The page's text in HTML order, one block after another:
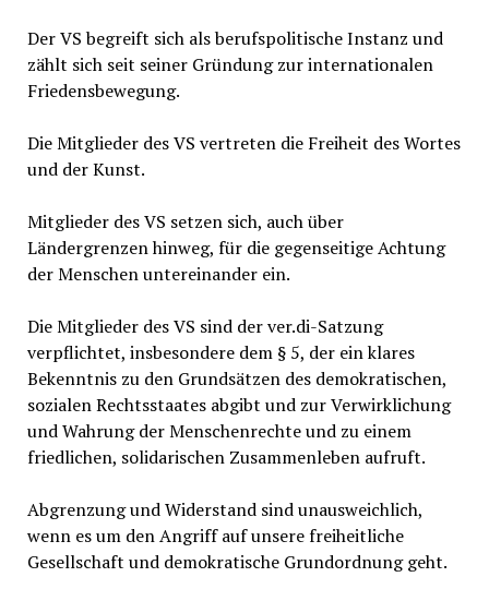
Der VS begreift sich als berufspolitische Instanz und
zählt sich seit seiner Gründung zur internationalen
Friedensbewegung.
Die Mitglieder des VS vertreten die Freiheit des Wortes
und der Kunst.
Mitglieder des VS setzen sich, auch über
Ländergrenzen hinweg, für die gegenseitige Achtung
der Menschen untereinander ein.
Die Mitglieder des VS sind der ver.di-Satzung
verpflichtet, insbesondere dem § 5, der ein klares
Bekenntnis zu den Grundsätzen des demokratischen,
sozialen Rechtsstaates abgibt und zur Verwirklichung
und Wahrung der Menschenrechte und zu einem
friedlichen, solidarischen Zusammenleben aufruft.
Abgrenzung und Widerstand sind unausweichlich,
wenn es um den Angriff auf unsere freiheitliche
Gesellschaft und demokratische Grundordnung geht.